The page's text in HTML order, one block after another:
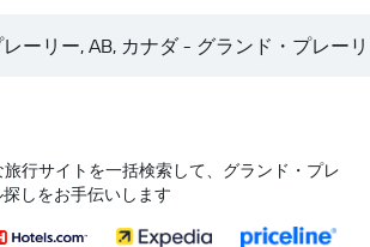
ーリー, AB, カナダ - グランド・プレー
旅行サイトを一括検索して、グランド・プレ
しをお手伝いします